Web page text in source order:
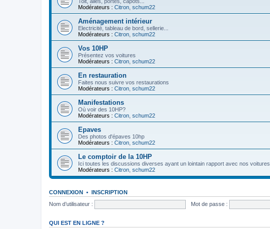
Modérateurs : Citron schum22
Aménagement intérieur
Electricité, tableau de bord, sellerie...
Modérateurs : Citron schum22
Vos 10HP
Présentez vos voitures
Modérateurs : Citron schum22
En restauration
Faites nous suivre vos restaurations
Modérateurs : Citron schum22
Manifestations
Où voir des 10HP?
Modérateurs : Citron schum22
Epaves
Des photos d'épaves 10hp
Modérateurs : Citron schum22
Le comptoir de la 10HP
Ici toutes les discussions diverses ayant un lointain rapport avec nos voitures.
Modérateurs : Citron schum22
CONNEXION • INSCRIPTION
Nom d’utilisateur :
Mot de passe :
QUI EST EN LIGNE ?